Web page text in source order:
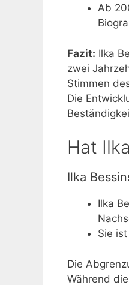
Ab
Fazit: Ilka
zwei
Stimmen
Die
Hat
Ilka
Ilka
Sie
Die
Während